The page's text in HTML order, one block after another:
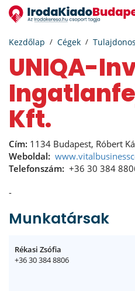
Kezdőlap Cégek
UNIQA-Invest
Kft.
Cím: 1134 Budapest, Róbert
Weboldal:
Telefonszám: +36 30 384
-
Munkatársak
Rékasi Zsófia
+36 30 384 8806